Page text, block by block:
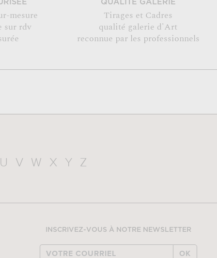
mesure
sur rdv
QUALITÉ GALERIE
Tirages et Cadres
qualité galerie d'Art
reconnue par les professionnels
U V W X Y Z
INSCRIVEZ-VOUS À NOTRE NEWSLETTER
OK